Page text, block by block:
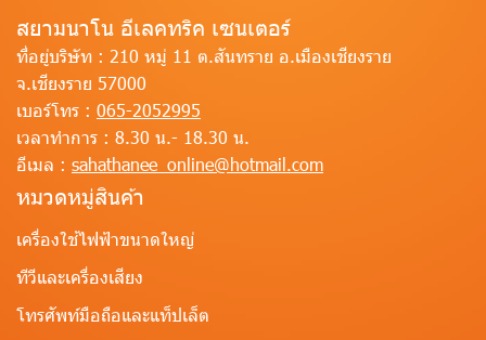
สยามนาโน อีเลคทริค เซนเตอร์
ที่อยู่บริษัท : 210 หมู่ 11 ต.สันทราย อ.เมืองเชียงราย
จ.เชียงราย 57000
เบอร์โทร : 065-2052995
เวลาทำการ : 8.30 น.- 18.30 น.
อีเมล : sahathanee_online@hotmail.com
หมวดหมู่สินค้า
เครื่องใช้ไฟฟ้าขนาดใหญ่
ทีวีและเครื่องเสียง
โทรศัพท์มือถือและแท็ปเล็ต